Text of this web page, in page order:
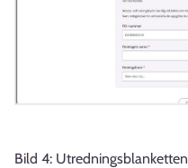
Bild 4: